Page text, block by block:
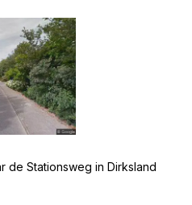
de Stationsweg in Dirksland